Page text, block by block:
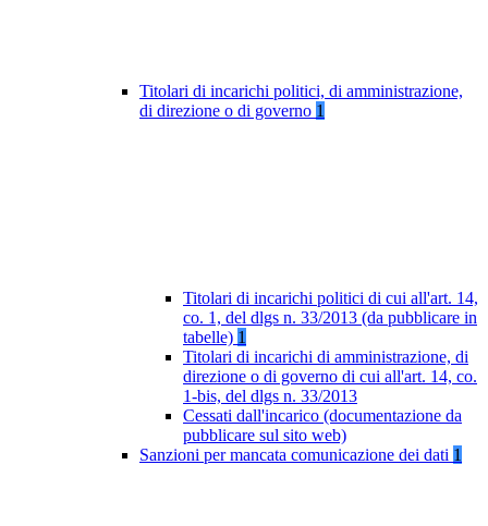
Titolari di incarichi politici, di amministrazione,
di direzione o di governo 1
Titolari di incarichi politici di cui all'art. 14,
co. 1, del dlgs n. 33/2013 (da pubblicare in
tabelle) 1
Titolari di incarichi di amministrazione, di
direzione o di governo di cui all'art. 14, co.
1-bis, del dlgs n. 33/2013
Cessati dall'incarico (documentazione da
pubblicare sul sito web)
Sanzioni per mancata comunicazione dei dati 1